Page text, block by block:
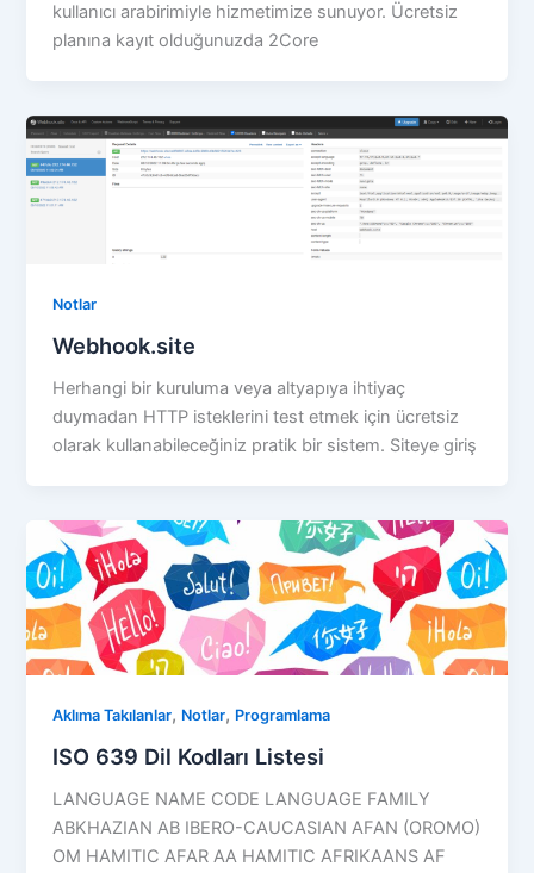
kullanıcı arabirimiyle hizmetimize sunuyor. Ücretsiz
planına kayıt olduğunuzda 2Core
Notlar
Webhook.site
Herhangi bir kuruluma veya altyapıya ihtiyaç
duymadan HTTP isteklerini test etmek için ücretsiz
olarak kullanabileceğiniz pratik bir sistem. Siteye giriş
Aklıma Takılanlar, Notlar, Programlama
ISO 639 Dil Kodları Listesi
LANGUAGE NAME CODE LANGUAGE FAMILY
ABKHAZIAN AB IBERO-CAUCASIAN AFAN (OROMO)
OM HAMITIC AFAR AA HAMITIC AFRIKAANS AF